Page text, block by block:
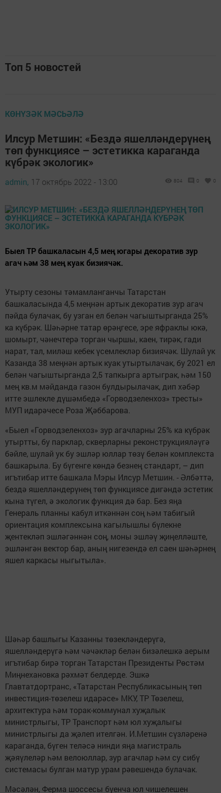
Топ 5 новостей
КӨНҮЗӘК МӘСЬӘЛӘ
Илсур Метшин: «Бездә яшелләндерүнең
төп функциясе – эстетикка караганда
күбрәк экологик»
admin, 17 октябрь 2022 - 13:00 804 0 0
Быел ТР башкаласын 4,5 мең югары декоратив зур
агач һәм 38 мең куак бизиячәк.
Утырту сезоны тәмамланганчы Татарстан
башкаласында 4,5 меңнән артык декоратив зур агач
пәйда булачак, бу узган ел белән чагыштырганда 25%
ка күбрәк. Шәһәрне татар өрәңгесе, эре яфраклы юкә,
шомырт, чәнечтерә торган чыршы, каен, тирәк, гади
нарат, тал, миләш кебек үсемлекләр бизиячәк. Шулай ук
Казанда 38 меңнән артык куак утыртылачак, бу 2021 ел
белән чагыштырганда 2,5 тапкырга артыграк, һәм 150
мең кв.м мәйданда газон булдырылачак, дип хәбәр
итте эшлекле дүшәмбедә «Горводзеленхоз» тресты»
МУП идарәчесе Роза Җәббарова.
«Быел «Горводзеленхоз» зур агачларны 25% ка күбрәк
утыртты, бу парклар, скверларны реконструкцияләүгә
бәйле, шулай ук бу эшләр юллар төзү белән комплекста
башкарыла. Бу бүгенге көндә безнең стандарт, – дип
игътибар итте башкала Мэры Илсур Метшин. - Әлбәттә,
бездә яшелләндерүнең төп функциясе дигәндә эстетик
кына түгел, ә экологик функция дә бар. Без яңа
Генераль планны кабул иткәннән соң һәм табигый
ориентация комплексына кагылышлы бүлекне
җентекләп эшләгәннән соң, моны эшләү җиңелләште,
эшләнгән вектор бар, аның нигезендә ел саен шәһәрнең
яшел каркасы ныгытыла».
Шәһәр башлыгы Казанны төзекләндерүгә,
яшелләндерүгә һәм чәчәкләр белән бизәлешкә аерым
игътибар бирә торган Татарстан Президенты Рөстәм
Миңнехановка рәхмәт белдерде. Эшкә
Главтатдортранс, «Татарстан Республикасының төп
инвестиция-төзелеш идарәсе» МКУ, ТР Төзелеш,
архитектура һәм торак-коммунал хуҗалык
министрлыгы, ТР Транспорт һәм юл хуҗалыгы
министрлыгы да җәлеп ителгән. И.Метшин сүзләренә
караганда, бүген теләсә нинди яңа магистраль
җәяүлеләр һәм велоюллар, зур агачлар һәм су сибү
системасы булган матур урам рәвешендә булачак.
Мәсәлән, Ферма шоссесы буенча юл чишелешен